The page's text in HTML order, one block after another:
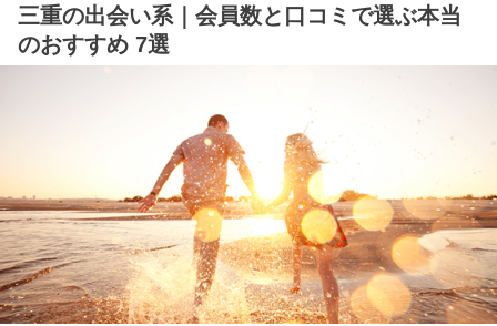
三重の出会い系｜会員数と口コミで選ぶ本当
のおすすめ 7選